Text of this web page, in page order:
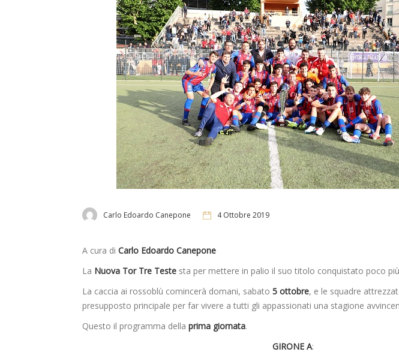
Carlo Edoardo Canepone 4 Ottobre 2019
A cura di Carlo Edoardo Canepone
La Nuova Tor Tre Teste sta per mettere in palio il suo titolo conquistato poco
La caccia ai rossoblù comincerà domani, sabato 5 ottobre, e le squadre
presupposto principale per far vivere a tutti gli appassionati una stagione
Questo il programma della prima giornata.
GIRONE A: